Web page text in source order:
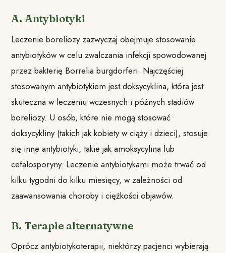
A. Antybiotyki
Leczenie boreliozy zazwyczaj obejmuje stosowanie
antybiotyków w celu zwalczania infekcji spowodowanej
przez bakterię Borrelia burgdorferi. Najczęściej
stosowanym antybiotykiem jest doksycyklina, która jest
skuteczna w leczeniu wczesnych i późnych stadiów
boreliozy. U osób, które nie mogą stosować
doksycykliny (takich jak kobiety w ciąży i dzieci), stosuje
się inne antybiotyki, takie jak amoksycylina lub
cefalosporyny. Leczenie antybiotykami może trwać od
kilku tygodni do kilku miesięcy, w zależności od
zaawansowania choroby i ciężkości objawów.
B. Terapie alternatywne
Oprócz antybiotykoterapii, niektórzy pacjenci wybierają